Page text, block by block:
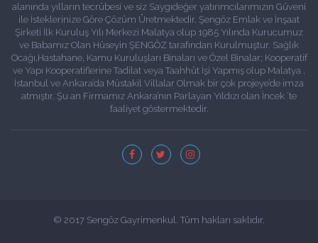
alanında yılların tecrübesi ve siz Saygıdeğer yatırımcılarımızın Güveni
ile İsteklerinize Göre Çözüm Üretmektedir. Şengöz Emlak ve İnşaat
Şirketi İlk Kuruluş Yılı Merkezi Malatya olup 1985 Yılında Kurucumuz
ve Babamız Olan Hüseyin ŞENGÖZ tarafından Kurulmuştur. Sağlık
Ocağı,Hastahane, Kamu Kuruluşları Binaları ve Özel Binalar; Kooperatif
ve Yapı Kooperatiflerine Tadilat veya Taahhüt İşi Yapmış olup Malatya ,
İstanbul ve Ankara’da Müstakil Villalar Olmak bir çok projeye’de imza
atmıştır. Şu an Firmamız Ankara’nın Parlayan Yıldızı olan İncek ‘te
faaliyet göstermektedir.
© 2017 Sengöz Gayrimenkul. Tüm hakları saklıdır.